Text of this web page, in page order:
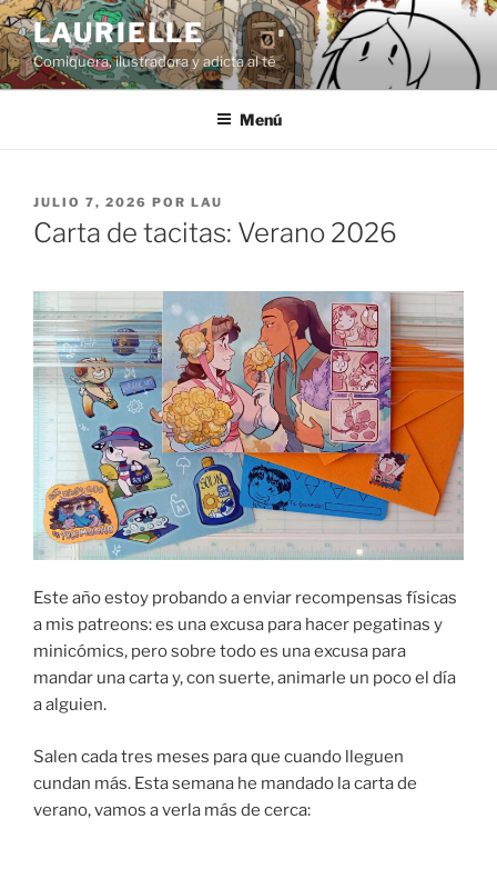
Saltar
al
contenido
LAURIELLE
Comiquera, ilustradora y adicta al té
Menú
PUBLICADO
EL
JULIO 7, 2026 POR LAU
Carta de tacitas: Verano 2026
Este año estoy probando a enviar recompensas físicas
a mis patreons: es una excusa para hacer pegatinas y
minicómics, pero sobre todo es una excusa para
mandar una carta y, con suerte, animarle un poco el día
a alguien.
Salen cada tres meses para que cuando lleguen
cundan más. Esta semana he mandado la carta de
verano, vamos a verla más de cerca: